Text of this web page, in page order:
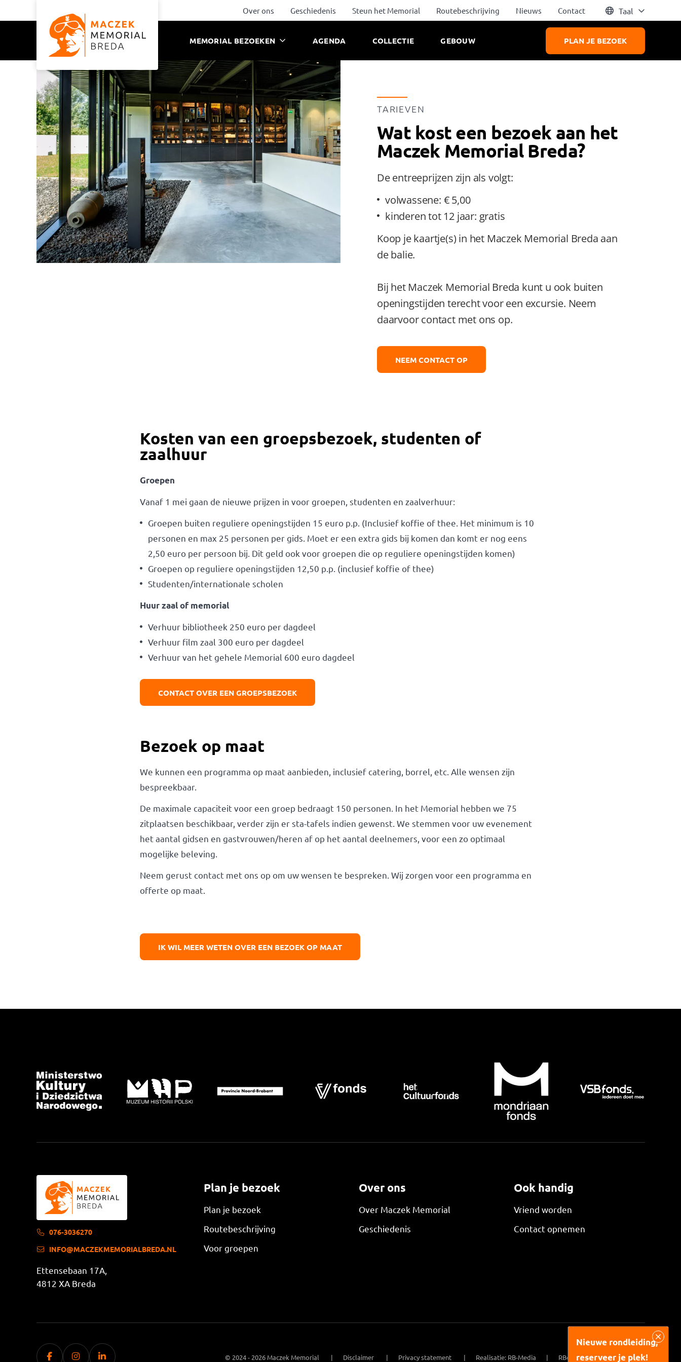
Over ons Geschiedenis Steun het Memorial Routebeschrijving Nieuws Contact Taal
Translate
MEMORIAL BEZOEKEN AGENDA COLLECTIE GEBOUW PLAN JE BEZOEK
TARIEVEN
Wat kost een bezoek aan het
Maczek Memorial Breda?
De entreeprijzen zijn als volgt:
volwassene: € 5,00
kinderen tot 12 jaar: gratis
Koop je kaartje(s) in het Maczek Memorial Breda aan
de balie.
Bij het Maczek Memorial Breda kunt u ook buiten
openingstijden terecht voor een excursie. Neem
daarvoor contact met ons op.
NEEM CONTACT OP
Kosten van een groepsbezoek, studenten of
zaalhuur
Groepen
Vanaf 1 mei gaan de nieuwe prijzen in voor groepen, studenten en zaalverhuur:
Groepen buiten reguliere openingstijden 15 euro p.p. (Inclusief koffie of thee. Het minimum is 10
personen en max 25 personen per gids. Moet er een extra gids bij komen dan komt er nog eens
2,50 euro per persoon bij. Dit geld ook voor groepen die op reguliere openingstijden komen)
Groepen op reguliere openingstijden 12,50 p.p. (inclusief koffie of thee)
Studenten/internationale scholen
Huur zaal of memorial
Verhuur bibliotheek 250 euro per dagdeel
Verhuur film zaal 300 euro per dagdeel
Verhuur van het gehele Memorial 600 euro dagdeel
CONTACT OVER EEN GROEPSBEZOEK
Bezoek op maat
We kunnen een programma op maat aanbieden, inclusief catering, borrel, etc. Alle wensen zijn
bespreekbaar.
De maximale capaciteit voor een groep bedraagt 150 personen. In het Memorial hebben we 75
zitplaatsen beschikbaar, verder zijn er sta-tafels indien gewenst. We stemmen voor uw evenement
het aantal gidsen en gastvrouwen/heren af op het aantal deelnemers, voor een zo optimaal
mogelijke beleving.
Neem gerust contact met ons op om uw wensen te bespreken. Wij zorgen voor een programma en
offerte op maat.
IK WIL MEER WETEN OVER EEN BEZOEK OP MAAT
076-3036270
INFO@MACZEKMEMORIALBREDA.NL
Ettensebaan 17A,
4812 XA Breda
Plan je bezoek
Plan je bezoek
Routebeschrijving
Voor groepen
Over ons
Over Maczek Memorial
Geschiedenis
Ook handig
Vriend worden
Contact opnemen
© 2024 - 2026 Maczek Memorial Disclaimer Privacy statement Realisatie: RB-Media RBorne website ontwikkeling
Nieuwe rondleiding,
reserveer je plek!